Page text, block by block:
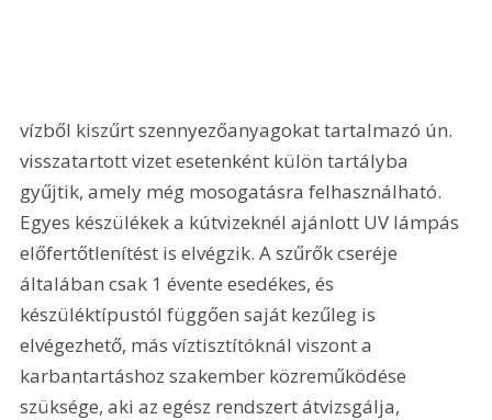
vízből kiszűrt szennyezőanyagokat tartalmazó ún.
visszatartott vizet esetenként külön tartályba
gyűjtik, amely még mosogatásra felhasználható.
Egyes készülékek a kútvizeknél ajánlott UV lámpás
előfertőtlenítést is elvégzik. A szűrők cseréje
általában csak 1 évente esedékes, és
készüléktípustól függően saját kezűleg is
elvégezhető, más víztisztítóknál viszont a
karbantartáshoz szakember közreműködése
szüksége, aki az egész rendszert átvizsgálja,